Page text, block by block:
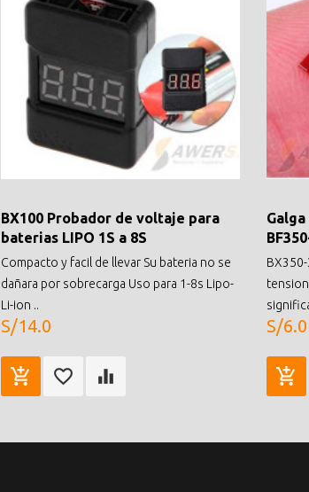
BX100 Probador de voltaje para
baterias LIPO 1S a 8S
Compacto y facil de llevar Su bateria no se
dañara por sobrecarga Uso para 1-8s Lipo-
Li-ion ..
S/14.0 S/6.0